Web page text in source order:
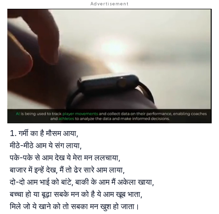
गर्मी का है मौसम आया,
मीठे-मीठे आम ये संग लाया,
पके-पके से आम देख ये मेरा मन ललचाया,
बाजार में इन्हें देख, मैं तो ढेर सारे आम लाया,
दो-दो आम भाई को बांटे, बाकी के आम मैं अकेला खाया,
बच्चा हो या बूढ़ा सबके मन को है ये आम खूब भाता,
मिले जो ये खाने को तो सबका मन खुश हो जाता।